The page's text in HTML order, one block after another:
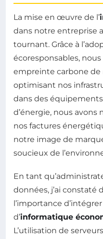
La mise en œuvre de l’
dans notre entreprise
tournant. Grâce à
écoresponsables,
empreinte carbone de
optimisant nos
dans des
d’énergie, nous
nos factures
notre image de
soucieux de
En tant
données, j’ai constaté
l’importance
d’informatique
L’utilisation de